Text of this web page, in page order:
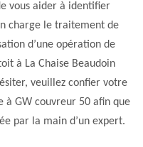
vous aider à identifier
charge le traitement de
d’une opération de
à La Chaise Beaudoin
veuillez confier votre
à GW couvreur 50 afin que
par la main d’un expert.